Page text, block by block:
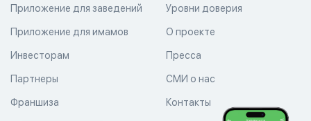
Уровни доверия
Приложение для заведений
Приложение для имамов О проекте
Пресса
СМИ о нас
Контакты
Инвесторам
Партнеры
Франшиза